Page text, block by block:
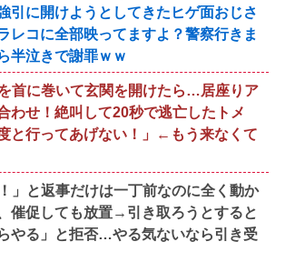
引に開けようとしてきたヒゲ面おじさ
レコに全部映ってますよ？警察行きま
半泣きで謝罪ｗｗ
首に巻いて玄関を開けたら…居座りア
わせ！絶叫して20秒で逃亡したトメ
と行ってあげない！」←もう来なくて
」と返事だけは一丁前なのに全く動か
催促しても放置→引き取ろうとすると
やる」と拒否…やる気ないなら引き受